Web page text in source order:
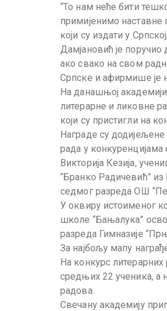
“То нам неће бити
примијенимо наставне
који су издати у
Дамјановић је
ако свако на свом
Српске и афирмише је
На данашњој
литерарне и ликовне
који су пристигли на
Награде су
рада у
Викторија Кезија,
“Бранко Радичевић” из
седмог разреда ОШ
У оквиру истоименог
школе “Бањалука”
разреда Гимназије
За најбољу мапу
На конкурс
средњих 22 ученика, а
радова.
Свечану академију